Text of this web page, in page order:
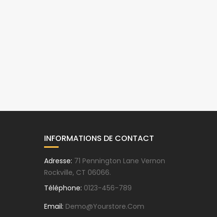
INFORMATIONS DE CONTACT
Adresse: 71 Pennington Lane Vernon
Rockville, CT 06066.
Téléphone: 0123-456-789
Email: Demo@yourstore.com